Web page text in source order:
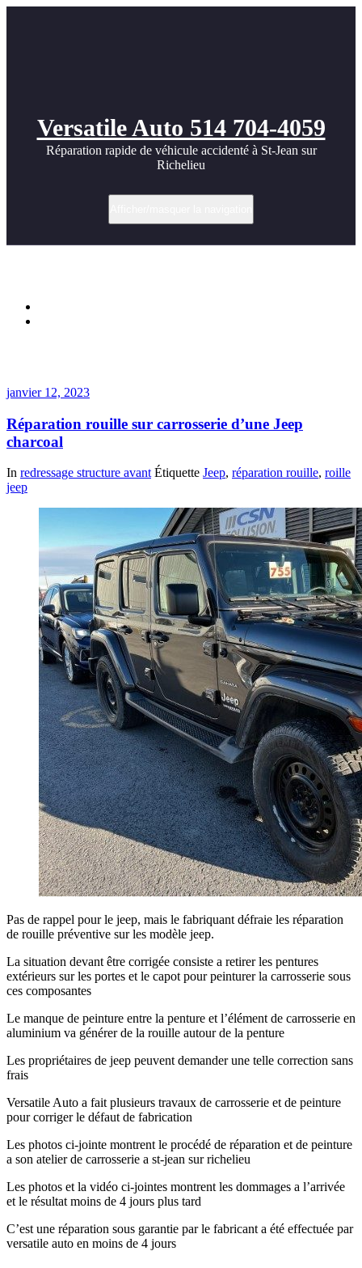
Versatile Auto 514 704-4059
Réparation rapide de véhicule accidenté à St-Jean sur
Richelieu
janvier 12, 2023
Réparation rouille sur carrosserie d’une Jeep
charcoal
In redressage structure avant Étiquette Jeep, réparation rouille, roille
jeep
Pas de rappel pour le jeep, mais le fabriquant défraie les réparation
de rouille préventive sur les modèle jeep.
La situation devant être corrigée consiste a retirer les pentures
extérieurs sur les portes et le capot pour peinturer la carrosserie sous
ces composantes
Le manque de peinture entre la penture et l’élément de carrosserie en
aluminium va générer de la rouille autour de la penture
Les propriétaires de jeep peuvent demander une telle correction sans
frais
Versatile Auto a fait plusieurs travaux de carrosserie et de peinture
pour corriger le défaut de fabrication
Les photos ci-jointe montrent le procédé de réparation et de peinture
a son atelier de carrosserie a st-jean sur richelieu
Les photos et la vidéo ci-jointes montrent les dommages a l’arrivée
et le résultat moins de 4 jours plus tard
C’est une réparation sous garantie par le fabricant a été effectuée par
versatile auto en moins de 4 jours